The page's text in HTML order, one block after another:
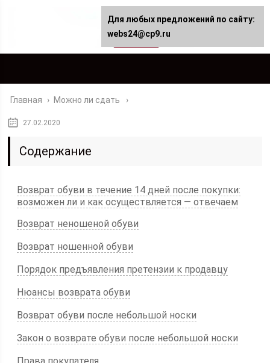
Главная › Можно ли сдать
27.02.2020
Содержание
Возврат обуви в течение 14 дней после покупки:
возможен ли и как осуществляется — отвечаем
Возврат неношеной обуви
Возврат ношенной обуви
Порядок предъявления претензии к продавцу
Нюансы возврата обуви
Возврат обуви после небольшой носки
Закон о возврате обуви после небольшой носки
Для любых предложений по сайту:
webs24@cp9.ru